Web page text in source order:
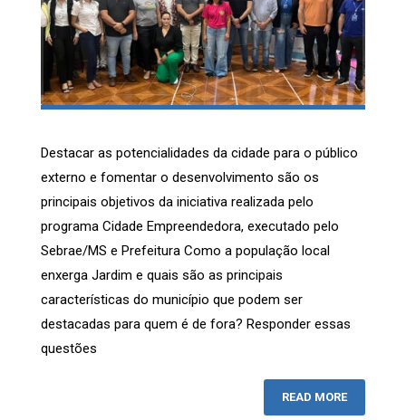
Destacar as potencialidades da cidade para o público
externo e fomentar o desenvolvimento são os
principais objetivos da iniciativa realizada pelo
programa Cidade Empreendedora, executado pelo
Sebrae/MS e Prefeitura Como a população local
enxerga Jardim e quais são as principais
características do município que podem ser
destacadas para quem é de fora? Responder essas
questões
READ MORE